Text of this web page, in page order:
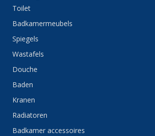
Toilet
Badkamermeubels
Spiegels
Wastafels
Douche
Baden
Kranen
Radiatoren
Badkamer accessoires